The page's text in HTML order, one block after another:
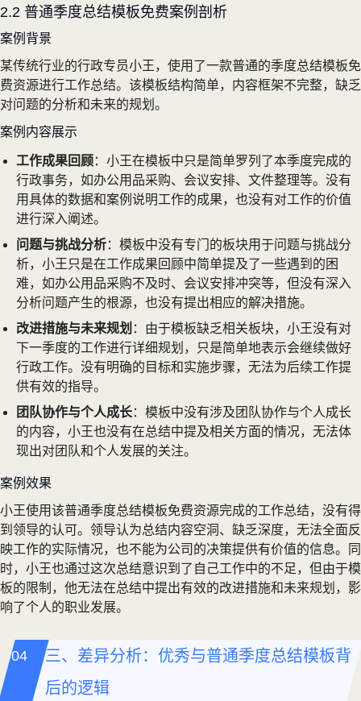
2.2 普通季度总结模板免费案例剖析
案例背景
某传统行业的行政专员小王，使用了一款普通的季度总结模板免
费资源进行工作总结。该模板结构简单，内容框架不完整，缺乏
对问题的分析和未来的规划。
案例内容展示
工作成果回顾：小王在模板中只是简单罗列了本季度完成的
行政事务，如办公用品采购、会议安排、文件整理等。没有
用具体的数据和案例说明工作的成果，也没有对工作的价值
进行深入阐述。
问题与挑战分析：模板中没有专门的板块用于问题与挑战分
析，小王只是在工作成果回顾中简单提及了一些遇到的困
难，如办公用品采购不及时、会议安排冲突等，但没有深入
分析问题产生的根源，也没有提出相应的解决措施。
改进措施与未来规划 ：由于模板缺乏相关板块，小王没有对
下一季度的工作进行详细规划，只是简单地表示会继续做好
行政工作。没有明确的目标和实施步骤，无法为后续工作提
供有效的指导。
团队协作与个人成长：模板中没有涉及团队协作与个人成长
的内容，小王也没有在总结中提及相关方面的情况，无法体
现出对团队和个人发展的关注。
案例效果
小王使用该普通季度总结模板免费资源完成的工作总结，没有得
到领导的认可。领导认为总结内容空洞、缺乏深度，无法全面反
映工作的实际情况，也不能为公司的决策提供有价值的信息。同
时，小王也通过这次总结意识到了自己工作中的不足，但由于模
板的限制，他无法在总结中提出有效的改进措施和未来规划，影
响了个人的职业发展。
三、差异分析：优秀与普通季度总结模板背
后的逻辑